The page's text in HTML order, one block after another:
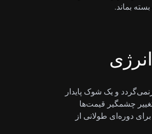
بماند.
و یک شوک پایدار
چشمگیر قیمت‌ها
دوره‌ای طولانی از